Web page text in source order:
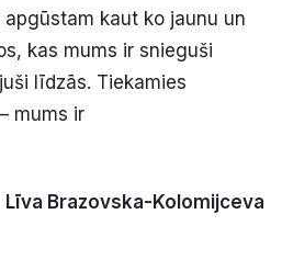
kaut ko jaunu un
kas mums ir snieguši
līdzās. Tiekamies
mums ir
Līva Brazovska-Kolomijceva